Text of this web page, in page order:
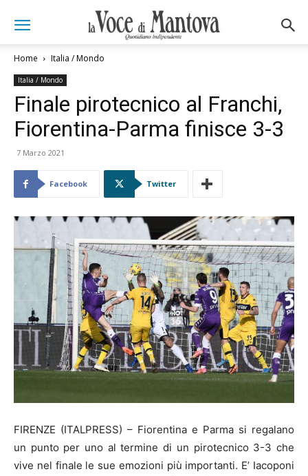
Home Italia / Mondo
Italia / Mondo
Finale pirotecnico al Franchi,
Fiorentina-Parma finisce 3-3
7 Marzo 2021
Facebook Twitter
FIRENZE (ITALPRESS) – Fiorentina e Parma si regalano
un punto per uno al termine di un pirotecnico 3-3 che
vive nel finale le sue emozioni più importanti. E’ Iacoponi